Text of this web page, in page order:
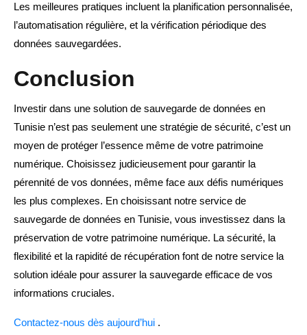
Les meilleures pratiques incluent la planification personnalisée,
l’automatisation régulière, et la vérification périodique des
données sauvegardées.
Conclusion
Investir dans une solution de sauvegarde de données en
Tunisie n’est pas seulement une stratégie de sécurité, c’est un
moyen de protéger l’essence même de votre patrimoine
numérique. Choisissez judicieusement pour garantir la
pérennité de vos données, même face aux défis numériques
les plus complexes. En choisissant notre service de
sauvegarde de données en Tunisie, vous investissez dans la
préservation de votre patrimoine numérique. La sécurité, la
flexibilité et la rapidité de récupération font de notre service la
solution idéale pour assurer la sauvegarde efficace de vos
informations cruciales.
Contactez-nous dès aujourd’hui .